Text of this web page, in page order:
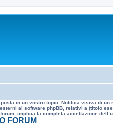
in un vostro topic, Notifica visiva di un
al software phpBB, relativi a (titolo
implica la completa accettazione
FORUM